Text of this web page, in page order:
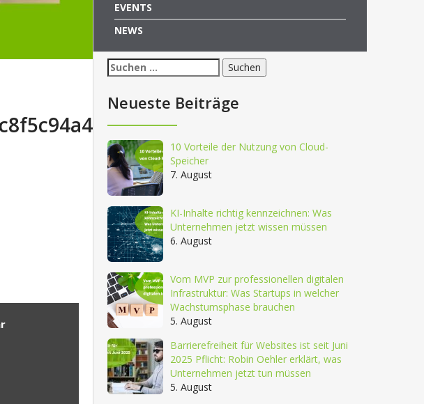
EVENTS
NEWS
Suchen
nach:
Neueste Beiträge
10 Vorteile der Nutzung von Cloud-
Speicher
7. August
KI-Inhalte richtig kennzeichnen: Was
Unternehmen jetzt wissen müssen
6. August
Vom MVP zur professionellen digitalen
Infrastruktur: Was Startups in welcher
Wachstumsphase brauchen
5. August
Barrierefreiheit für Websites ist seit Juni
2025 Pflicht: Robin Oehler erklärt, was
Unternehmen jetzt tun müssen
5. August